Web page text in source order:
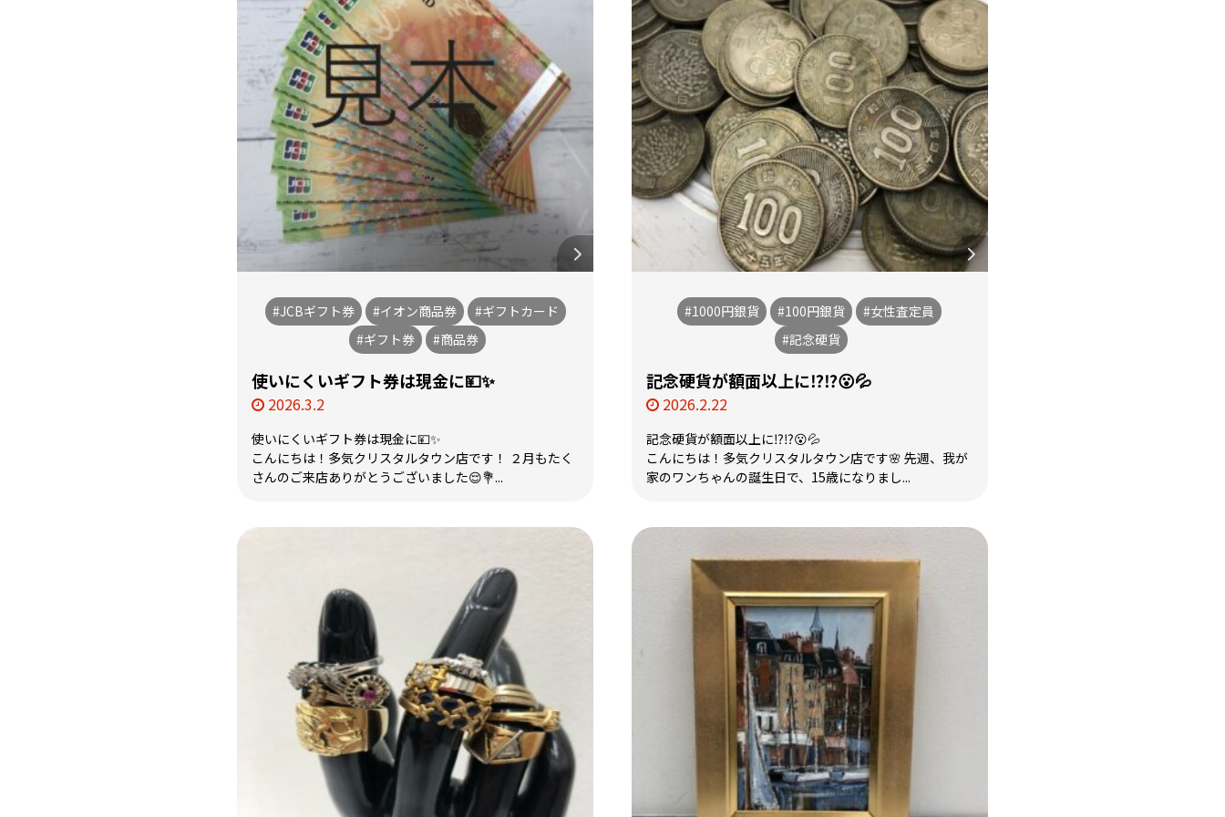
#JCBギフト券 #イオン商品券
#ギフトカード
#ギフト券
#商品券
使いにくいギフト券は現金に💴✨
2026.3.2
使いにくいギフト券は現金に💴✨
こんにちは！多気クリスタルタウン店です！ ２月もたく
さんのご来店ありがとうございました😌💐...
#1000円銀貨 #100円銀貨
#女性査定員
#記念硬貨
記念硬貨が額面以上に⁉️⁉️😮💦
2026.2.22
記念硬貨が額面以上に⁉️⁉️😮💦
こんにちは！多気クリスタルタウン店です🌸 先週、我が
家のワンちゃんの誕生日で、15歳になりまし...